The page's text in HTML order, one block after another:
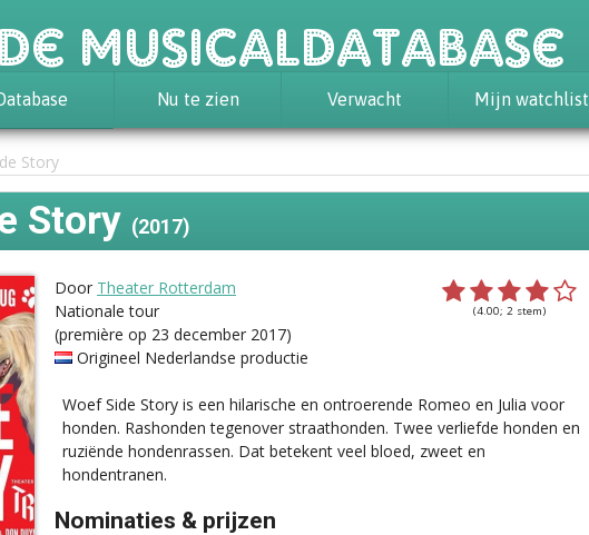
De Musicaldatabase
Awards
Nu te zien Verwacht Mijn watchlist
Story
Story (2017)
(4.00; 2 stem)
Door Theater Rotterdam
Nationale tour
(première op 23 december 2017)
Origineel Nederlandse productie
Woef Side Story is een hilarische en ontroerende Romeo en Julia voor
honden. Rashonden tegenover straathonden. Twee verliefde honden en
ruziënde hondenrassen. Dat betekent veel bloed, zweet en
hondentranen.
Nominaties & prijzen